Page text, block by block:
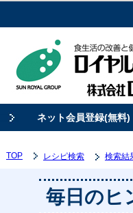
ネット会員登録(無料)
TOP レシピ検索 検索結
毎日のヒ